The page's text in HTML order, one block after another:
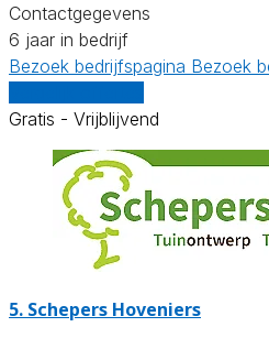
Contactgegevens
6 jaar in bedrijf
Bezoek bedrijfspagina Bezoek
Gratis - Vrijblijvend
5. Schepers Hoveniers